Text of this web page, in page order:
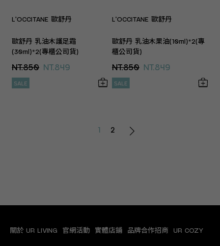
L'OCCITANE 歐舒丹
歐舒丹 乳油木護足霜
(30ml)*2(專櫃公司貨)
NT.850 NT.849
SALE
L'OCCITANE 歐舒丹
歐舒丹 乳油木果油(10ml)*2(專
櫃公司貨)
NT.850 NT.849
SALE
1 2
關於 UR LIVING 官網活動 實體店鋪 品牌合作招商 UR COZY